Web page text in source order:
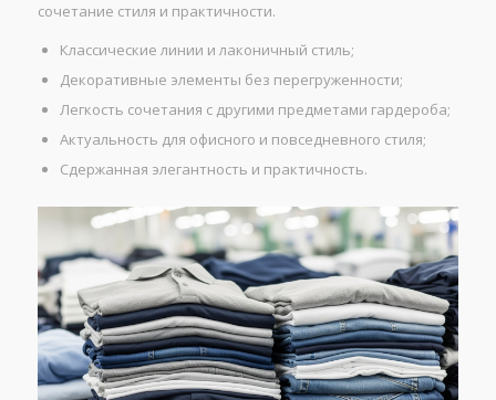
сочетание стиля и практичности.
Классические линии и лаконичный стиль;
Декоративные элементы без перегруженности;
Легкость сочетания с другими предметами гардероба;
Актуальность для офисного и повседневного стиля;
Сдержанная элегантность и практичность.